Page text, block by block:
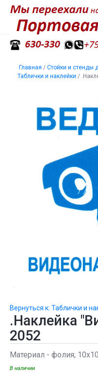
Главная / Стойки и стенды
Таблички и наклейки /
Вернуться к: Таблички и
.Наклейка
2052
Материал - фолия;
В наличии